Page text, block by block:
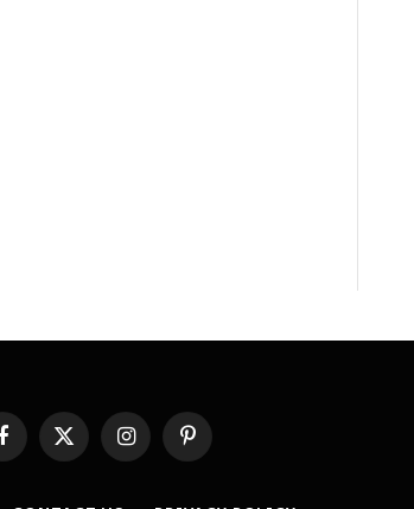
FacebookX
(Twitter)
InstagramPinterest